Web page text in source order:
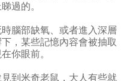
過的。
腦部缺氧、或者進入深層
，某些記憶內容會被抽取
你眼前。
到米奇老鼠，大人有些就